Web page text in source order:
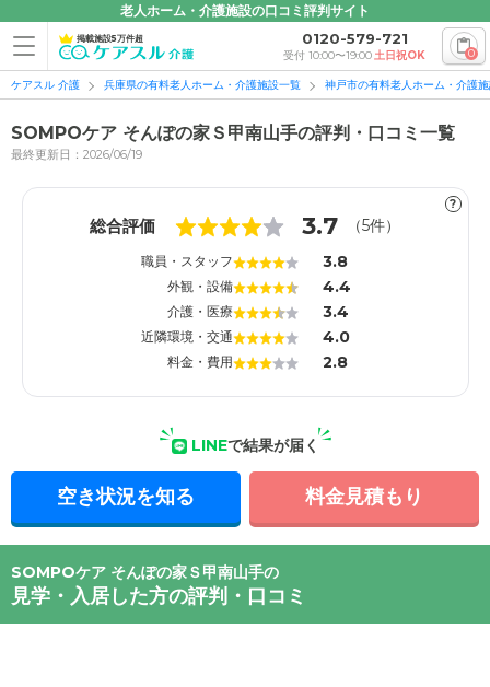
老人ホーム・介護施設の口コミ評判サイト
掲載施設5万件超 0120-579-721
受付 10:00〜19:00土日祝OK 0
ケアスル 介護 兵庫県の有料老人ホーム・介護施設一覧 神戸市の有料老人ホーム・介護
SOMPOケア そんぽの家Ｓ甲南山手の評判・口コミ一覧
最終更新日：2026/06/19
?
総合評価 3.7 （5件）
職員・スタッフ 3.8
外観・設備 4.4
介護・医療 3.4
近隣環境・交通 4.0
料金・費用 2.8
LINEで結果が届く
空き状況を知る 料金見積もり
SOMPOケア そんぽの家Ｓ甲南山手の
見学・入居した方の評判・口コミ